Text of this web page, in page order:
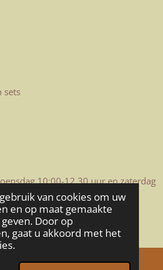
van cookies om uw
en op maat gemaakte
Door op
gaat u akkoord met het
sets
10:00-12.30 uur en zaterdag